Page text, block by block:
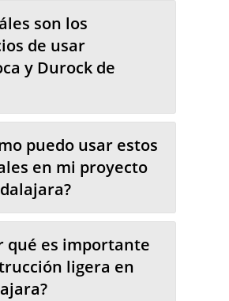
son los
de usar
y Durock de
puedo usar estos
en mi proyecto
qué es importante
ligera en